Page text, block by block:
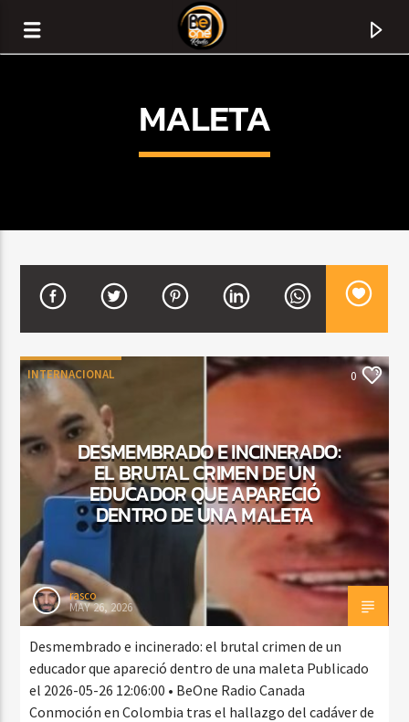
TITLE
ARTIST
CURRENT SHOW
TROPICAL RELAJADO
3:00 AM 6:00 AM
MALETA
INTERNACIONAL 0
DESMEMBRADO E INCINERADO:
EL BRUTAL CRIMEN DE UN
EDUCADOR QUE APARECIÓ
DENTRO DE UNA MALETA
rasco
MAY 26, 2026
Desmembrado e incinerado: el brutal crimen de un
educador que apareció dentro de una maleta Publicado
el 2026-05-26 12:06:00 • BeOne Radio Canada
Conmoción en Colombia tras el hallazgo del cadáver de